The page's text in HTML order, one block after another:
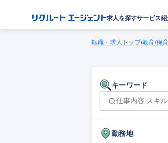
求人を探すサービス
転職・求人トップ/教育/保
キーワード
勤務地